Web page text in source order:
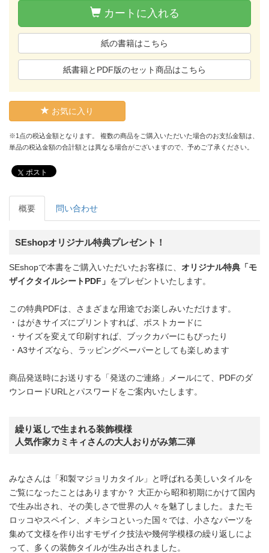
カートに入れる
紙の書籍はこちら
紙書籍とPDF版のセット商品はこちら
お気に入り
※1点の税込金額となります。 複数の商品をご購入いただいた場合のお支払金額は、
単品の税込金額の合計額とは異なる場合がございますので、予めご了承ください。
ポスト
概要 問い合わせ
SEshopオリジナル特典プレゼント！
SEshopで本書をご購入いただいたお客様に、 オリジナル特典「モ
ザイクタイルシートPDF」 をプレゼントいたします。
この特典PDFは、さまざまな用途でお楽しみいただけます。
・はがきサイズにプリントすれば、ポストカードに
・サイズを変えて印刷すれば、ブックカバーにもぴったり
・A3サイズなら、ラッピングペーパーとしても楽しめます
商品発送時にお送りする「発送のご連絡」メールにて、PDFのダ
ウンロードURLとパスワードをご案内いたします。
繰り返しで生まれる装飾模様
人気作家カミキィさんの大人おりがみ第二弾
みなさんは「和製マジョリカタイル」と呼ばれる美しいタイルを
ご覧になったことはありますか？ 大正から昭和初期にかけて国内
で生み出され、その美しさで世界の人々を魅了しました。またモ
ロッコやスペイン、メキシコといった国々では、小さなパーツを
集めて文様を作り出すモザイク技法や幾何学模様の繰り返しによ
って、多くの装飾タイルが生み出されました。